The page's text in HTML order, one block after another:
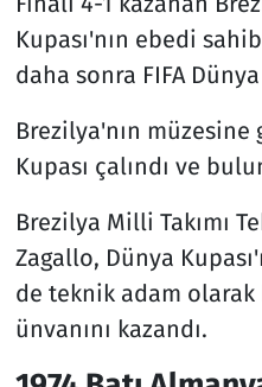
Kupası'nın ebedi
daha sonra FIFA Dünya
Brezilya'nın
Kupası çalındı ve
Brezilya Milli Takımı
Zagallo, Dünya
de teknik adam
ünvanını kazandı.